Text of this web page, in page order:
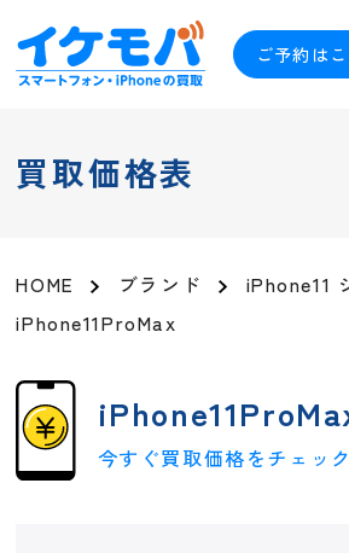
ご予約は
買取価格表
HOME ブランド
iPhone11
iPhone11ProMax
今すぐ買取価格をチェッ